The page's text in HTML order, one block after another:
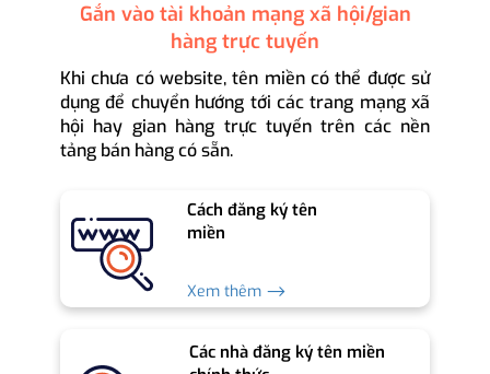
Gắn vào tài khoản mạng xã hội/gian
hàng trực tuyến
Khi chưa có website, tên miền có thể được sử
dụng để chuyển hướng tới các trang mạng xã
hội hay gian hàng trực tuyến trên các nền
tảng bán hàng có sẵn.
Cách đăng ký tên
miền
Xem thêm ⟶
Các nhà đăng ký tên miền